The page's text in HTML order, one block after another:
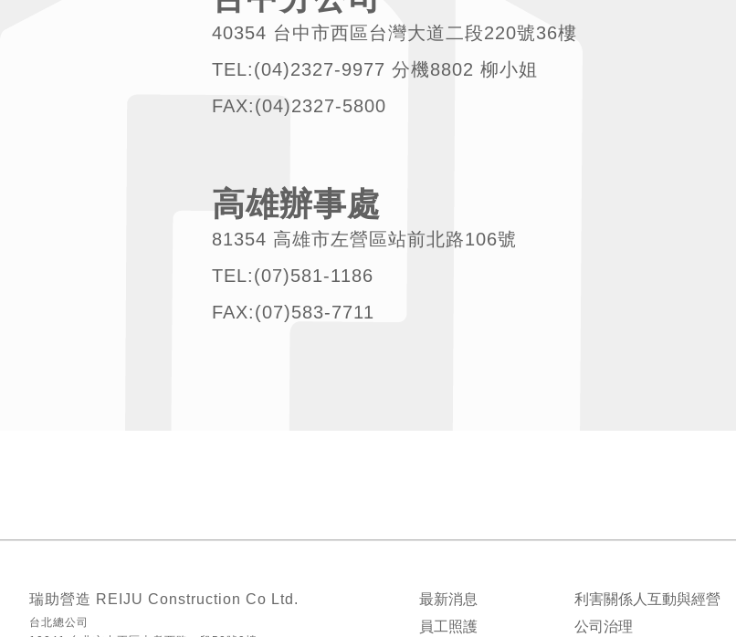
40354 台中市西區台灣大道二段220號36樓
TEL:(04)2327-9977 分機8802 柳小姐
FAX:(04)2327-5800
高雄辦事處
81354 高雄市左營區站前北路106號
TEL:(07)581-1186
FAX:(07)583-7711
瑞助營造 REIJU Construction Co Ltd.
台北總公司
最新消息
利害關係人互動與經營
員工照護
公司治理